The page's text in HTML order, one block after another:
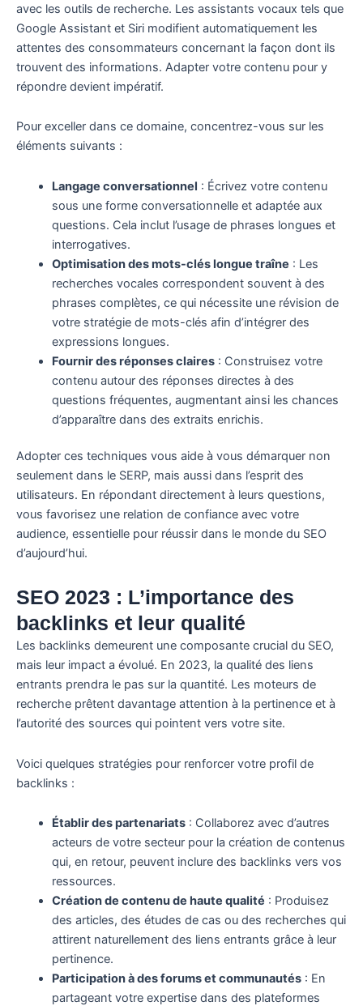
avec les outils de recherche. Les assistants vocaux tels que
Google Assistant et Siri modifient automatiquement les
attentes des consommateurs concernant la façon dont ils
trouvent des informations. Adapter votre contenu pour y
répondre devient impératif.
Pour exceller dans ce domaine, concentrez-vous sur les
éléments suivants :
Langage conversationnel : Écrivez votre contenu
sous une forme conversationnelle et adaptée aux
questions. Cela inclut l’usage de phrases longues et
interrogatives.
Optimisation des mots-clés longue traîne : Les
recherches vocales correspondent souvent à des
phrases complètes, ce qui nécessite une révision de
votre stratégie de mots-clés afin d’intégrer des
expressions longues.
Fournir des réponses claires: Construisez votre
contenu autour des réponses directes à des
questions fréquentes, augmentant ainsi les chances
d’apparaître dans des extraits enrichis.
Adopter ces techniques vous aide à vous démarquer non
seulement dans le SERP, mais aussi dans l’esprit des
utilisateurs. En répondant directement à leurs questions,
vous favorisez une relation de confiance avec votre
audience, essentielle pour réussir dans le monde du SEO
d’aujourd’hui.
SEO 2023 : L’importance des
backlinks et leur qualité
Les backlinks demeurent une composante crucial du SEO,
mais leur impact a évolué. En 2023, la qualité des liens
entrants prendra le pas sur la quantité. Les moteurs de
recherche prêtent davantage attention à la pertinence et à
l’autorité des sources qui pointent vers votre site.
Voici quelques stratégies pour renforcer votre profil de
backlinks :
Établir des partenariats: Collaborez avec d’autres
acteurs de votre secteur pour la création de contenus
qui, en retour, peuvent inclure des backlinks vers vos
ressources.
Création de contenu de haute qualité : Produisez
des articles, des études de cas ou des recherches qui
attirent naturellement des liens entrants grâce à leur
pertinence.
Participation à des forums et communautés: En
partageant votre expertise dans des plateformes